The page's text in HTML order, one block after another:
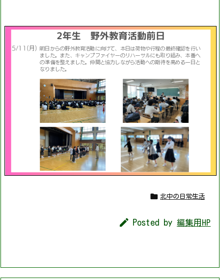
 北中の日常生活
 Posted by 編集用HP